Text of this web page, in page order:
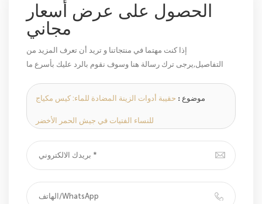
الحصول على عرض أسعار
مجاني
إذا كنت مهتما في منتجاتنا و تريد أن تعرف المزيد من
التفاصيل,يرجى ترك رسالة هنا وسوف نقوم بالرد عليك بأسرع ما
موضوع : حقيبة أدوات الزينة المضادة للماء: كيس مكياج
للنساء الفتيات في جيش الحمر الأخضر